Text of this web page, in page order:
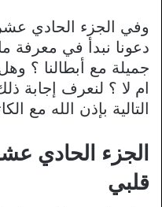
وفي الجزء الحادي
دعونا نبدأ في
جميلة مع أبطالنا ؟
ام لا ؟ لنعرف إجابة
التالية بإذن الله مع
الجزء الحادي
قلبي